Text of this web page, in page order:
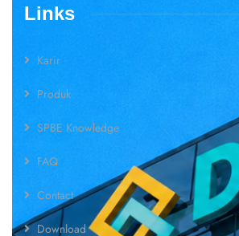
Links
Karir
Produk
SPBE Knowledge
FAQ
Contact
Download